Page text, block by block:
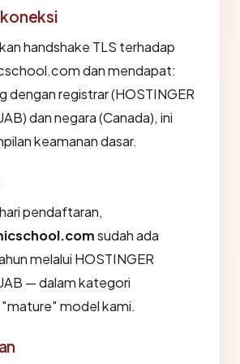
handshake TLS terhadap
dan mendapat:
dengan registrar (HOSTINGER
dan negara (Canada), ini
keamanan dasar.
pendaftaran,
sudah ada
melalui HOSTINGER
— dalam kategori
model kami.